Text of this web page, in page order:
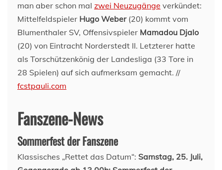
man aber schon mal zwei Neuzugänge verkündet:
Mittelfeldspieler Hugo Weber(20) kommt vom
Blumenthaler SV, Offensivspieler Mamadou Djalo
(20) von Eintracht Norderstedt II. Letzterer hatte
als Torschützenkönig der Landesliga (33 Tore in
28 Spielen) auf sich aufmerksam gemacht. //
fcstpauli.com
Fanszene-News
Sommerfest der Fanszene
Klassisches „Rettet das Datum“: Samstag, 25. Juli,